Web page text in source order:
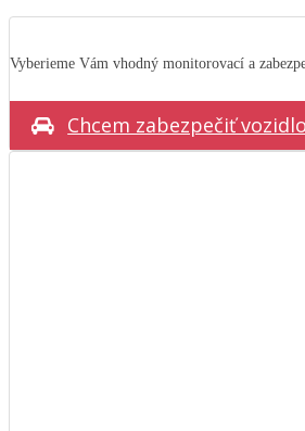
Vyberieme Vám vhodný monitorovací a
Chcem zabezpečiť vozidlo